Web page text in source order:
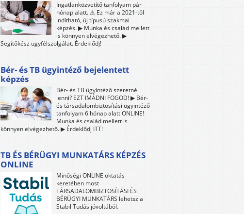
Ingatlanközvetítő tanfolyam pár
hónap alatt. ⚠ Ez már a 2021-től
indítható, új típusú szakmai
képzés. ▶ Munka és család mellett
is könnyen elvégezhető. ▶
Segítőkész ügyfélszolgálat. Érdeklődj!
Bér- és TB ügyintéző bejelentett
képzés
Bér- és TB ügyintéző szeretnél
lenni? EZT IMÁDNI FOGOD! ▶ Bér-
és társadalombiztosítási ügyintéző
tanfolyam 6 hónap alatt ONLINE!
Munka és család mellett is
könnyen elvégezhető. ▶ Érdeklődj ITT!
TB ÉS BÉRÜGYI MUNKATÁRS KÉPZÉS
ONLINE
Minőségi ONLINE oktatás
keretében most
TÁRSADALOMBIZTOSÍTÁSI ÉS
BÉRÜGYI MUNKATÁRS lehetsz a
Stabil Tudás jóvoltából.